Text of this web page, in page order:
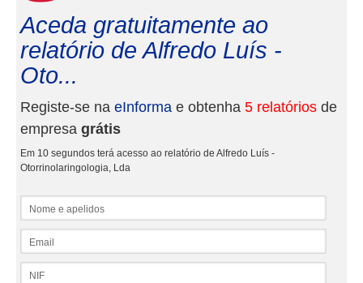
Aceda gratuitamente ao
relatório de Alfredo Luís -
Oto...
Registe-se na eInforma e obtenha 5 relatórios de
empresa grátis
Em 10 segundos terá acesso ao relatório de Alfredo Luís -
Otorrinolaringologia, Lda